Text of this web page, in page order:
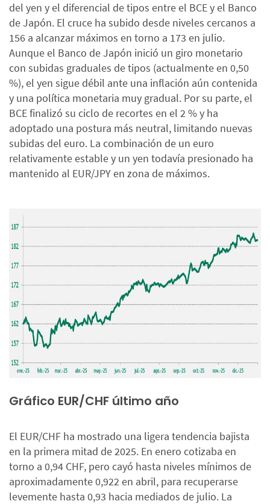
del yen y el diferencial de tipos entre el BCE y el Banco
de Japón. El cruce ha subido desde niveles cercanos a
156 a alcanzar máximos en torno a 173 en julio.
Aunque el Banco de Japón inició un giro monetario
con subidas graduales de tipos (actualmente en 0,50
%), el yen sigue débil ante una inflación aún contenida
y una política monetaria muy gradual. Por su parte, el
BCE finalizó su ciclo de recortes en el 2 % y ha
adoptado una postura más neutral, limitando nuevas
subidas del euro. La combinación de un euro
relativamente estable y un yen todavía presionado ha
mantenido al EUR/JPY en zona de máximos.
Gráfico EUR/CHF último año
El EUR/CHF ha mostrado una ligera tendencia bajista
en la primera mitad de 2025. En enero cotizaba en
torno a 0,94 CHF, pero cayó hasta niveles mínimos de
aproximadamente 0,922 en abril, para recuperarse
levemente hasta 0,93 hacia mediados de julio. La